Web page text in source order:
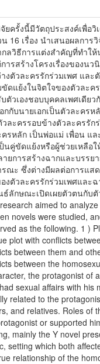
ยครั้งนี้มีวัตถุประสงค์เพื่อ
16 เรื่อง นำเสนอผลกา
ลวิธีการแต่งสำคัญที่ทำใ
ารสร้างโครงเรื่องของน
งตัวละครรักร่วมเพศ แล
ดแย้งในจิตใจของตัวละค
ตัวเองชอบบุคคลเพศเดีย
กกับนายเอกเป็นตัวละคร
ละครรอบข้างตัวละครรั
ครหลัก เป็นพ่อแม่ เพื่อน แ
นคู่ขัดแย้งหรือผู้ช่วยเหลือ
ายการสร้างฉากและบรร
รณะ ซึ่งต่างมีผลต่อการแ
งตัวละครรักร่วมเพศและ
ธ์ลักษณะเปิดเผยตัวตนกับ
aimed to
novels were studied,
as the following. 1 )
plot with conflicts
between them and
between the
the protagonist of
sexual affairs with his
related to the
and relatives. Roles of
or supported
mainly the Y novel
setting which both
relationship of the